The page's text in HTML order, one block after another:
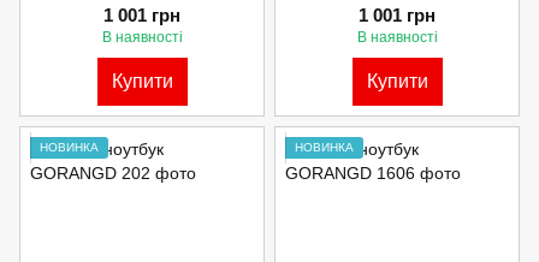
1 001 грн
В наявності
Купити
1 001 грн
В наявності
Купити
НОВИНКА НОВИНКА